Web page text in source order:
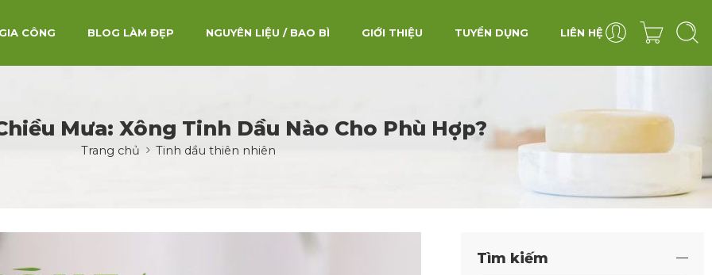
CÔNG BLOG LÀM ĐẸP NGUYÊN LIỆU / BAO BÌ GIỚI THIỆU TUYỂN DỤNG LIÊN HỆ
Mưa: Xông Tinh Dầu Nào Cho Phù Hợp?
Trang chủ Tinh dầu thiên nhiên
Tìm kiếm